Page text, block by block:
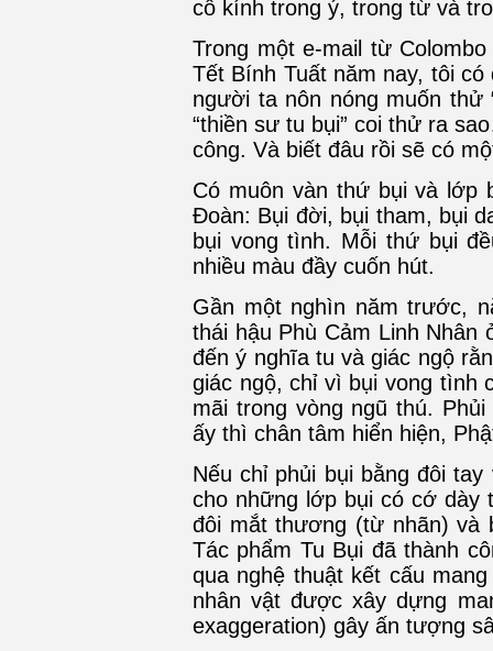
cổ kính trong ý, trong từ và
Trong một e-mail từ
Tết Bính Tuất năm nay, tôi có
người ta nôn nóng muốn thử
“thiền sư tu bụi” coi thử ra
công. Và biết đâu rồi sẽ có
Có muôn vàn thứ bụi và lớp
Đoàn: Bụi đời, bụi tham, bụi
bụi vong tình. Mỗi thứ bụi
nhiều màu đầy cuốn hút.
Gần một nghìn năm trước,
thái hậu Phù Cảm Linh Nhân
đến ý nghĩa tu và giác ngộ
giác ngộ, chỉ vì bụi vong tình
mãi trong vòng ngũ thú.
ấy thì chân tâm hiển hiện,
Nếu chỉ phủi bụi bằng đôi
cho những lớp bụi có cớ dày
đôi mắt thương (từ nhãn) và
Tác phẩm Tu Bụi đã thành
qua nghệ thuật kết cấu
nhân vật được xây dựng
exaggeration) gây ấn tượng